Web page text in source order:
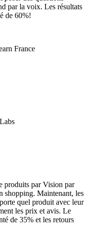
par la voix. Les résultats
de 60%!
France
produits par Vision par
shopping. Maintenant, les
quel produit avec leur
les prix et avis. Le
de 35% et les retours